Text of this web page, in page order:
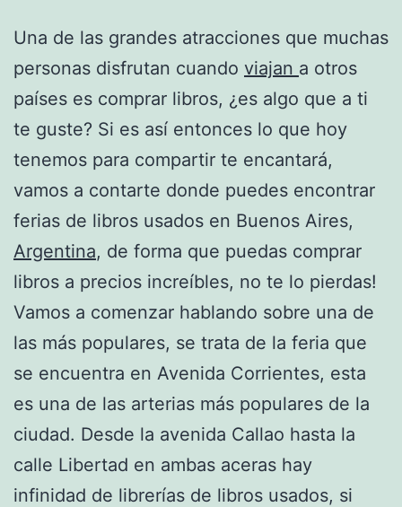
Una de las grandes atracciones que muchas
personas disfrutan cuando viajan a otros
países es comprar libros, ¿es algo que a ti
te guste? Si es así entonces lo que hoy
tenemos para compartir te encantará,
vamos a contarte donde puedes encontrar
ferias de libros usados en Buenos Aires,
Argentina, de forma que puedas comprar
libros a precios increíbles, no te lo pierdas!
Vamos a comenzar hablando sobre una de
las más populares, se trata de la feria que
se encuentra en Avenida Corrientes, esta
es una de las arterias más populares de la
ciudad. Desde la avenida Callao hasta la
calle Libertad en ambas aceras hay
infinidad de librerías de libros usados, si